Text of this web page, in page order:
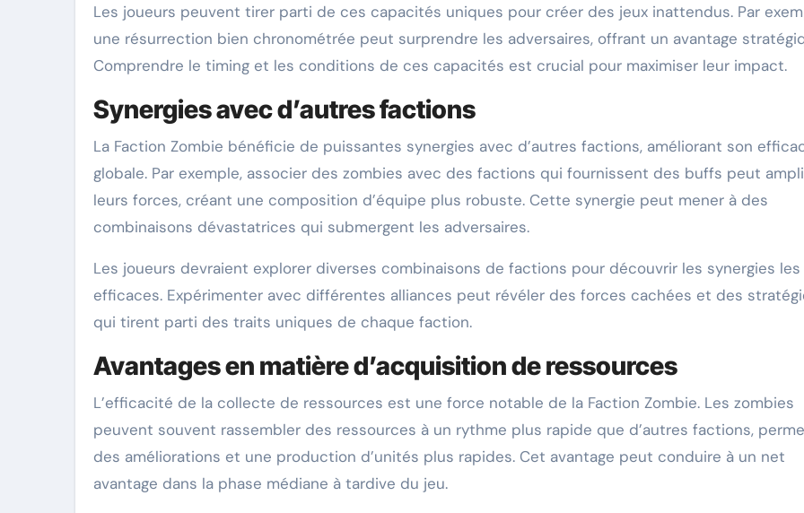
Les joueurs peuvent tirer parti de ces capacités uniques pour créer des jeux inattendus. Par
une résurrection bien chronométrée peut surprendre les adversaires, offrant un avantage
Comprendre le timing et les conditions de ces capacités est crucial pour maximiser leur impact.
Synergies avec d’autres factions
La Faction Zombie bénéficie de puissantes synergies avec d’autres factions, améliorant son
globale. Par exemple, associer des zombies avec des factions qui fournissent des buffs peut
leurs forces, créant une composition d’équipe plus robuste. Cette synergie peut mener à des
combinaisons dévastatrices qui submergent les adversaires.
Les joueurs devraient explorer diverses combinaisons de factions pour découvrir les synergies les
efficaces. Expérimenter avec différentes alliances peut révéler des forces cachées et des
qui tirent parti des traits uniques de chaque faction.
Avantages en matière d’acquisition de ressources
L’efficacité de la collecte de ressources est une force notable de la Faction Zombie. Les zombies
peuvent souvent rassembler des ressources à un rythme plus rapide que d’autres factions,
des améliorations et une production d’unités plus rapides. Cet avantage peut conduire à un net
avantage dans la phase médiane à tardive du jeu.